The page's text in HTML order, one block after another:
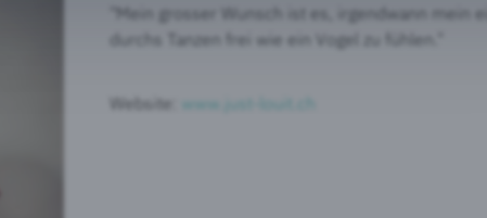
"Mein grosser Wunsch ist es, irgendwann mein
durchs Tanzen frei wie ein Vogel zu fühlen."
Website: www.just-louit.ch